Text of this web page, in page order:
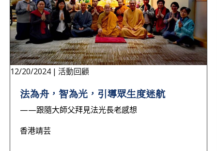
12/20/2024 | 活動回顧
法為舟，智為光，引導眾生度迷航
——跟隨大師父拜見法光長老感想
香港靖芸